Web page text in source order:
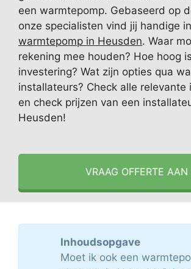
een warmtepomp. Gebaseerd op
onze specialisten vind jij handige
warmtepomp in Heusden. Waar
rekening mee houden? Hoe hoog
investering? Wat zijn opties qua
installateurs? Check alle relevante
en check prijzen van een
Heusden!
VRAAG OFFERTE AAN
Inhoudsopgave
Moet ik ook een